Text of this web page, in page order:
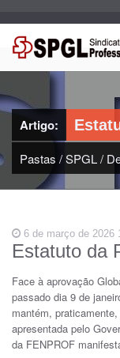
Artigo:
Pastas /SPGL/
6 de março de 2026
Estatuto da
Face à aprovação
passado dia 9 de
mantém,
apresentada pelo
da FENPROF